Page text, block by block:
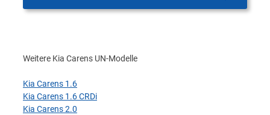
Weitere Kia Carens UN-Modelle
Kia Carens 1.6
Kia Carens 1.6 CRDi
Kia Carens 2.0